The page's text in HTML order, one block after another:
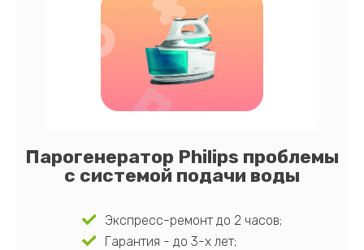
Парогенератор Philips проблемы
с системой подачи воды
Экспресс-ремонт до 2 часов;
Гарантия - до 3-х лет;